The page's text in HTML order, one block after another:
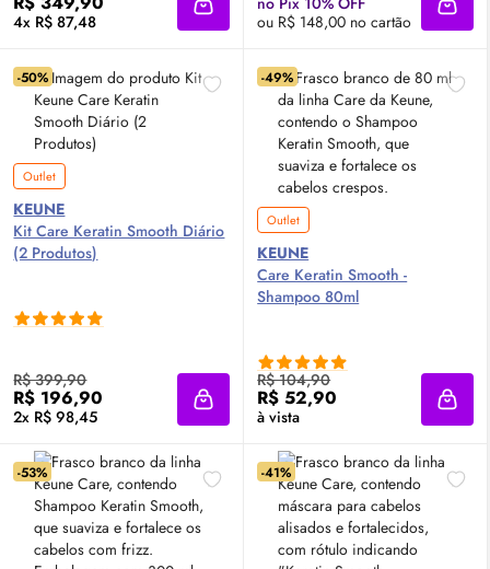
4x R$ 87,48 Adicionar à sacola
ou R$ 148,00 no cartão
-50%
Outlet
KEUNE
Kit Care Keratin Smooth Diário
(2 Produtos)
R$ 399,90
R$ 196,90
2x R$ 98,45 Adicionar à sacola
-49%
Outlet
KEUNE
Care Keratin Smooth -
Shampoo 80ml
R$ 104,90
R$ 52,90
à vista
-53% -41%